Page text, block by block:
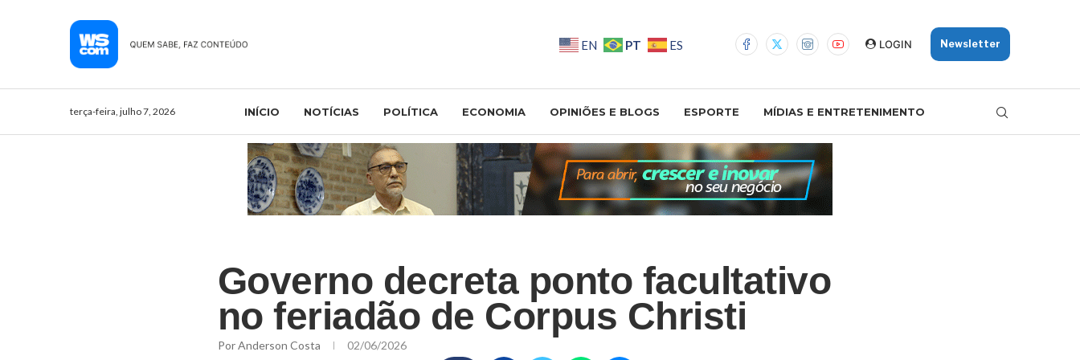
EN PT ES LOGIN Newsletter
terça-feira, julho 7, 2026 INÍCIO NOTÍCIAS POLÍTICA ECONOMIA OPINIÕES E BLOGS ESPORTE MÍDIAS E ENTRETENIMENTO
Governo decreta ponto facultativo
no feriadão de Corpus Christi
PorAnderson Costa 02/06/2026